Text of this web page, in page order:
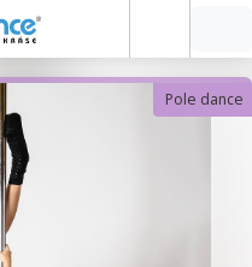
Pole dance